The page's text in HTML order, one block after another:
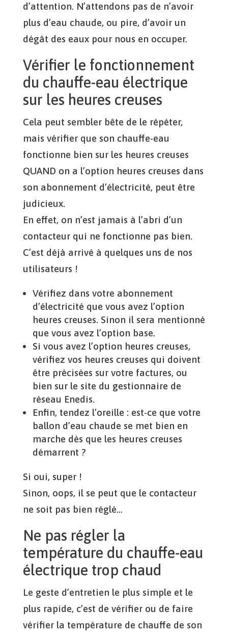
d’attention. N’attendons pas de n’avoir
plus d’eau chaude, ou pire, d’avoir un
dégât des eaux pour nous en occuper.
Vérifier le fonctionnement
du chauffe-eau électrique
sur les heures creuses
Cela peut sembler bête de le répéter,
mais vérifier que son chauffe-eau
fonctionne bien sur les heures creuses
QUAND on a l’option heures creuses dans
son abonnement d’électricité, peut être
judicieux.
En effet, on n’est jamais à l’abri d’un
contacteur qui ne fonctionne pas bien.
C’est déjà arrivé à quelques uns de nos
utilisateurs !
Vérifiez dans votre abonnement
d’électricité que vous avez l’option
heures creuses. Sinon il sera mentionné
que vous avez l’option base.
Si vous avez l’option heures creuses,
vérifiez vos heures creuses qui doivent
être précisées sur votre factures, ou
bien sur le site du gestionnaire de
réseau Enedis.
Enfin, tendez l’oreille : est-ce que votre
ballon d’eau chaude se met bien en
marche dès que les heures creuses
démarrent ?
Si oui, super !
Sinon, oops, il se peut que le contacteur
ne soit pas bien réglé…
Ne pas régler la
température du chauffe-eau
électrique trop chaud
Le geste d’entretien le plus simple et le
plus rapide, c’est de vérifier ou de faire
vérifier la température de chauffe de son